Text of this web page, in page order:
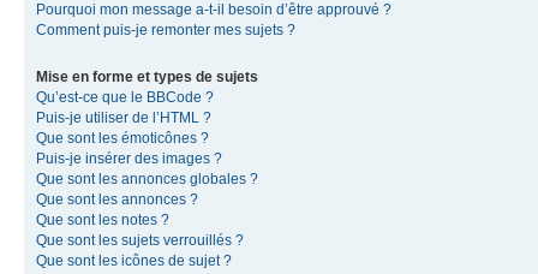
Pourquoi mon message a-t-il besoin d’être approuvé ?
Comment puis-je remonter mes sujets ?
Mise en forme et types de sujets
Qu’est-ce que le BBCode ?
Puis-je utiliser de l’HTML ?
Que sont les émoticônes ?
Puis-je insérer des images ?
Que sont les annonces globales ?
Que sont les annonces ?
Que sont les notes ?
Que sont les sujets verrouillés ?
Que sont les icônes de sujet ?